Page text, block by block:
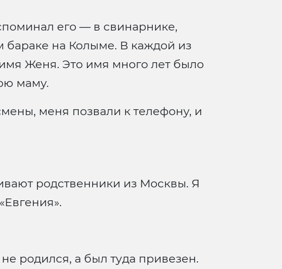
его — в свинарнике,
бараке на Колыме. В каждой из
Женя. Это имя много лет было
маму.
меня позвали к телефону, и
родственники из Москвы. Я
родился, а был туда привезен.